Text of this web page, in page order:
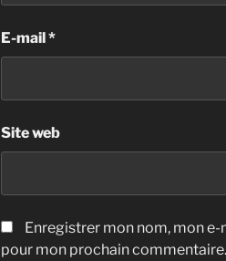
E-mail*
Site web
Enregistrer mon nom, mon
pour mon prochain commentaire.